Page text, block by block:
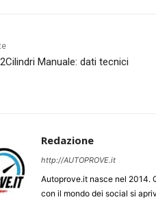
Manuale: dati tecnici
Redazione
http://AUTOPROVE.it
Autoprove.it nasce nel 2014.
con il mondo dei social si